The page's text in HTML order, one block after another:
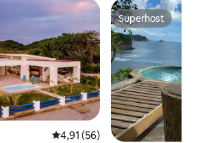
4,91 av 5 i genomsnittligt
4,91 (56)
Superhost
Superhost